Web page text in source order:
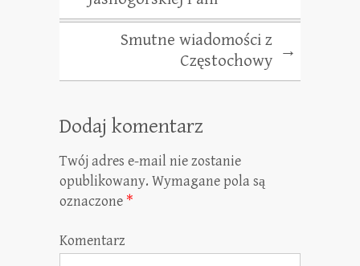
Smutne wiadomości z
Częstochowy →
Dodaj komentarz
Twój adres e-mail nie zostanie
opublikowany. Wymagane pola są
oznaczone *
Komentarz